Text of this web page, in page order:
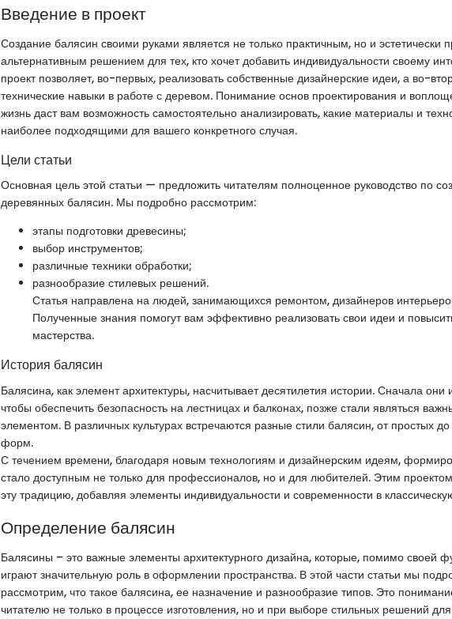
Введение в проект
Создание балясин своими руками является не только практичным, но и эстетически
альтернативным решением для тех, кто хочет добавить индивидуальности своему
проект позволяет, во-первых, реализовать собственные дизайнерские идеи, а во-
технические навыки в работе с деревом. Понимание основ проектирования и
жизнь даст вам возможность самостоятельно анализировать, какие материалы и
наиболее подходящими для вашего конкретного случая.
Цели статьи
Основная цель этой статьи — предложить читателям полноценное руководство по
деревянных балясин. Мы подробно рассмотрим:
этапы подготовки древесины;
выбор инструментов;
различные техники обработки;
разнообразие стилевых решений.
Статья направлена на людей, занимающихся ремонтом, дизайнеров
Полученные знания помогут вам эффективно реализовать свои идеи и
мастерства.
История балясин
Балясина, как элемент архитектуры, насчитывает десятилетия истории. Сначала они
чтобы обеспечить безопасность на лестницах и балконах, позже стали являться
элементом. В различных культурах встречаются разные стили балясин, от простых
форм.
С течением времени, благодаря новым технологиям и дизайнерским идеям,
стало доступным не только для профессионалов, но и для любителей. Этим
эту традицию, добавляя элементы индивидуальности и современности в
Определение балясин
Балясины – это важные элементы архитектурного дизайна, которые, помимо своей
играют значительную роль в оформлении пространства. В этой части статьи мы
рассмотрим, что такое балясина, ее назначение и разнообразие типов. Это
читателю не только в процессе изготовления, но и при выборе стильных решений